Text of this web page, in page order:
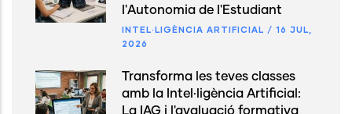
l'Autonomia de l'Estudiant
INTEL·LIGÈNCIA ARTIFICIAL / 16 JUL,
2026
Transforma les teves classes
amb la Intel·ligència Artificial:
La IAG i l'avaluació formativa